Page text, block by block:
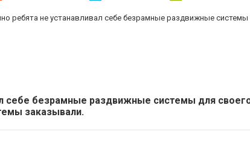
ребята не устанавливал себе безрамные раздвижные
себе безрамные раздвижные системы для
заказывали.